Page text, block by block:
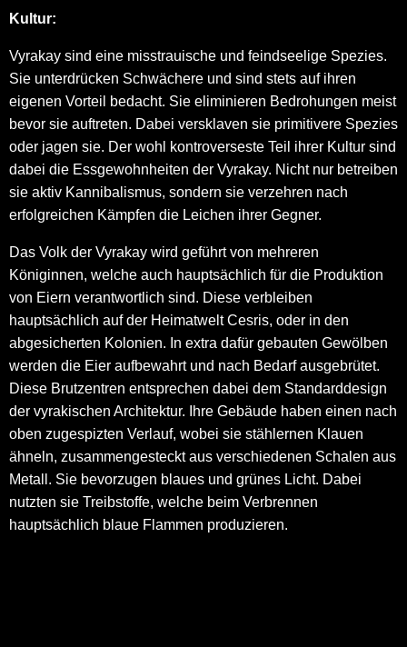
Kultur:
Vyrakay sind eine misstrauische und feindseelige Spezies.
Sie unterdrücken Schwächere und sind stets auf ihren
eigenen Vorteil bedacht. Sie eliminieren Bedrohungen meist
bevor sie auftreten. Dabei versklaven sie primitivere Spezies
oder jagen sie. Der wohl kontroverseste Teil ihrer Kultur sind
dabei die Essgewohnheiten der Vyrakay. Nicht nur betreiben
sie aktiv Kannibalismus, sondern sie verzehren nach
erfolgreichen Kämpfen die Leichen ihrer Gegner.
Das Volk der Vyrakay wird geführt von mehreren
Königinnen, welche auch hauptsächlich für die Produktion
von Eiern verantwortlich sind. Diese verbleiben
hauptsächlich auf der Heimatwelt Cesris, oder in den
abgesicherten Kolonien. In extra dafür gebauten Gewölben
werden die Eier aufbewahrt und nach Bedarf ausgebrütet.
Diese Brutzentren entsprechen dabei dem Standarddesign
der vyrakischen Architektur. Ihre Gebäude haben einen nach
oben zugespizten Verlauf, wobei sie stählernen Klauen
ähneln, zusammengesteckt aus verschiedenen Schalen aus
Metall. Sie bevorzugen blaues und grünes Licht. Dabei
nutzten sie Treibstoffe, welche beim Verbrennen
hauptsächlich blaue Flammen produzieren.